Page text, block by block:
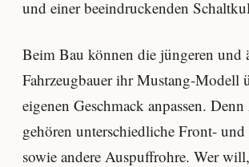
und einer beeindruckenden
Beim Bau können die jüngeren und
Fahrzeugbauer ihr Mustang-Modell
eigenen Geschmack anpassen.
gehören unterschiedliche Front-
sowie andere Auspuffrohre. Wer